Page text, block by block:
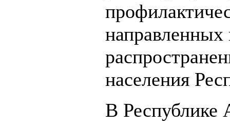
направленных
населения
В Республике